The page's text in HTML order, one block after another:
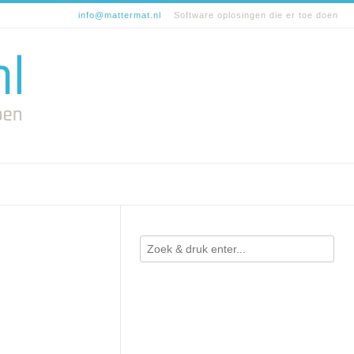
info@mattermat.nl Software oplosingen die er toe doen